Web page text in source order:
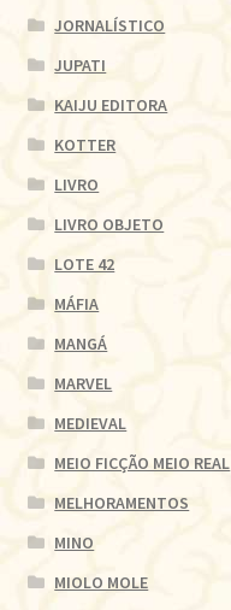
JORNALÍSTICO
JUPATI
KAIJU EDITORA
KOTTER
LIVRO
LIVRO OBJETO
LOTE 42
MÁFIA
MANGÁ
MARVEL
MEDIEVAL
MEIO FICÇÃO MEIO REAL
MELHORAMENTOS
MINO
MIOLO MOLE